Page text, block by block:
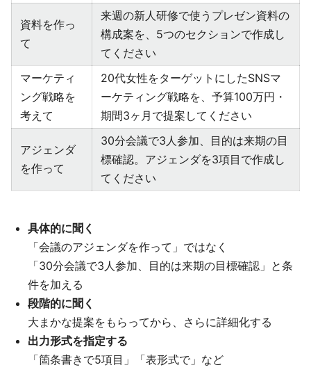
資料を作っ
て
来週の新人研修で使うプレゼン資料の
構成案を、5つのセクションで作成し
てください
マーケティ
ング戦略を
考えて
20代女性をターゲットにしたSNSマ
ーケティング戦略を、予算100万円・
期間3ヶ月で提案してください
アジェンダ
を作って
30分会議で3人参加、目的は来期の目
標確認。アジェンダを3項目で作成し
てください
具体的に聞く
「会議のアジェンダを作って」ではなく
「30分会議で3人参加、目的は来期の目標確認」と条
件を加える
段階的に聞く
大まかな提案をもらってから、さらに詳細化する
出力形式を指定する
「箇条書きで5項目」「表形式で」など